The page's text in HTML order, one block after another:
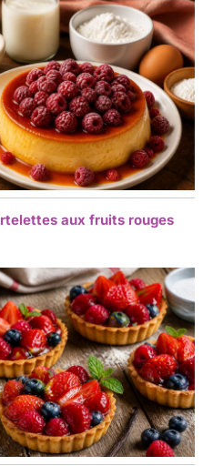
aux fruits rouges